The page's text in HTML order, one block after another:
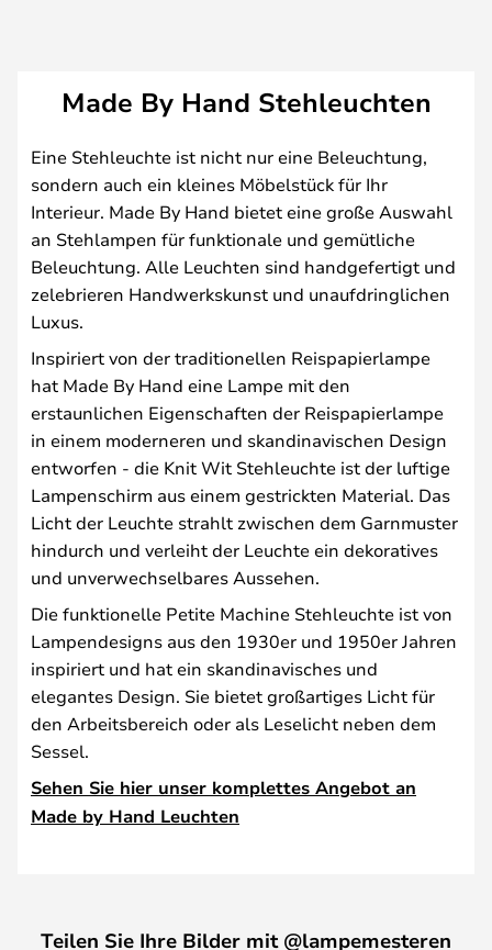
Made By Hand Stehleuchten
Eine Stehleuchte ist nicht nur eine Beleuchtung,
sondern auch ein kleines Möbelstück für Ihr
Interieur. Made By Hand bietet eine große Auswahl
an Stehlampen für funktionale und gemütliche
Beleuchtung. Alle Leuchten sind handgefertigt und
zelebrieren Handwerkskunst und unaufdringlichen
Luxus.
Inspiriert von der traditionellen Reispapierlampe
hat Made By Hand eine Lampe mit den
erstaunlichen Eigenschaften der Reispapierlampe
in einem moderneren und skandinavischen Design
entworfen - die Knit Wit Stehleuchte ist der luftige
Lampenschirm aus einem gestrickten Material. Das
Licht der Leuchte strahlt zwischen dem Garnmuster
hindurch und verleiht der Leuchte ein dekoratives
und unverwechselbares Aussehen.
Die funktionelle Petite Machine Stehleuchte ist von
Lampendesigns aus den 1930er und 1950er Jahren
inspiriert und hat ein skandinavisches und
elegantes Design. Sie bietet großartiges Licht für
den Arbeitsbereich oder als Leselicht neben dem
Sessel.
Sehen Sie hier unser komplettes Angebot an
Made by Hand Leuchten
Teilen Sie Ihre Bilder mit @lampemesteren